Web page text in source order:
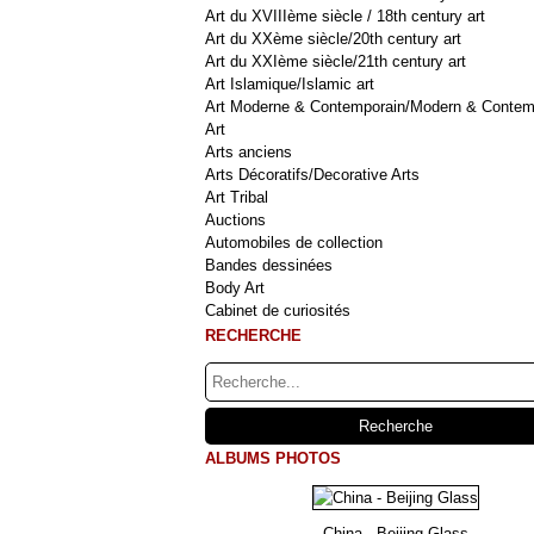
Art du XVIIIème siècle / 18th century art
Art du XXème siècle/20th century art
Art du XXIème siècle/21th century art
Art Islamique/Islamic art
Art Moderne & Contemporain/Modern &
Art
Arts anciens
Arts Décoratifs/Decorative Arts
Art Tribal
Auctions
Automobiles de collection
Bandes dessinées
Body Art
Cabinet de curiosités
RECHERCHE
ALBUMS PHOTOS